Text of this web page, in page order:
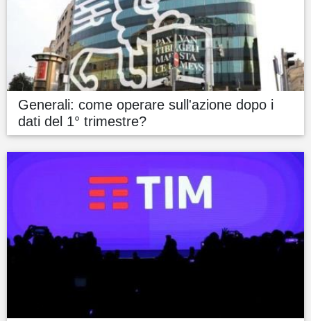
Generali: come operare sull'azione dopo i
dati del 1° trimestre?